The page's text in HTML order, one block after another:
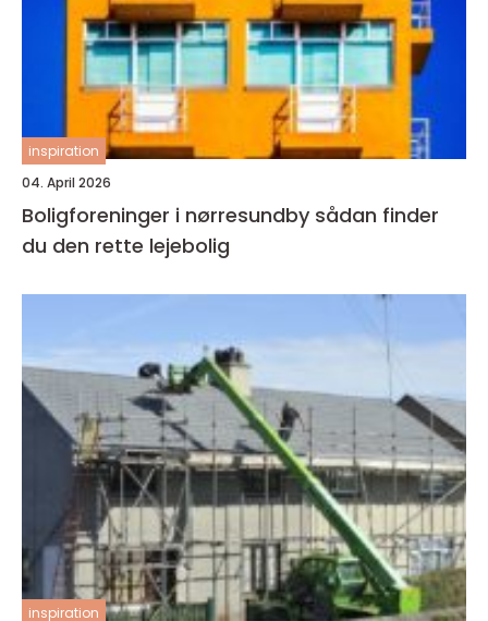
inspiration
04. April 2026
Boligforeninger i nørresundby sådan finder
du den rette lejebolig
inspiration